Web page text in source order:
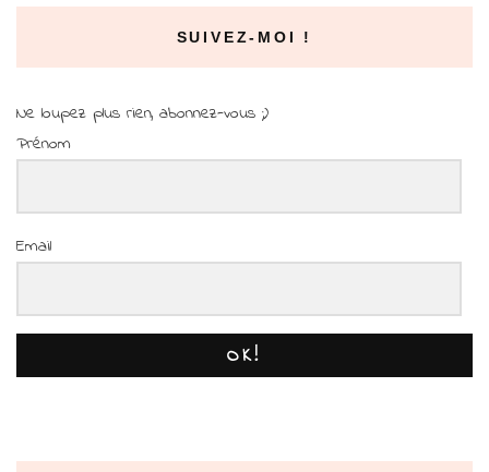
SUIVEZ-MOI !
Ne loupez plus rien, abonnez-vous ;)
Prénom
Email
OK!